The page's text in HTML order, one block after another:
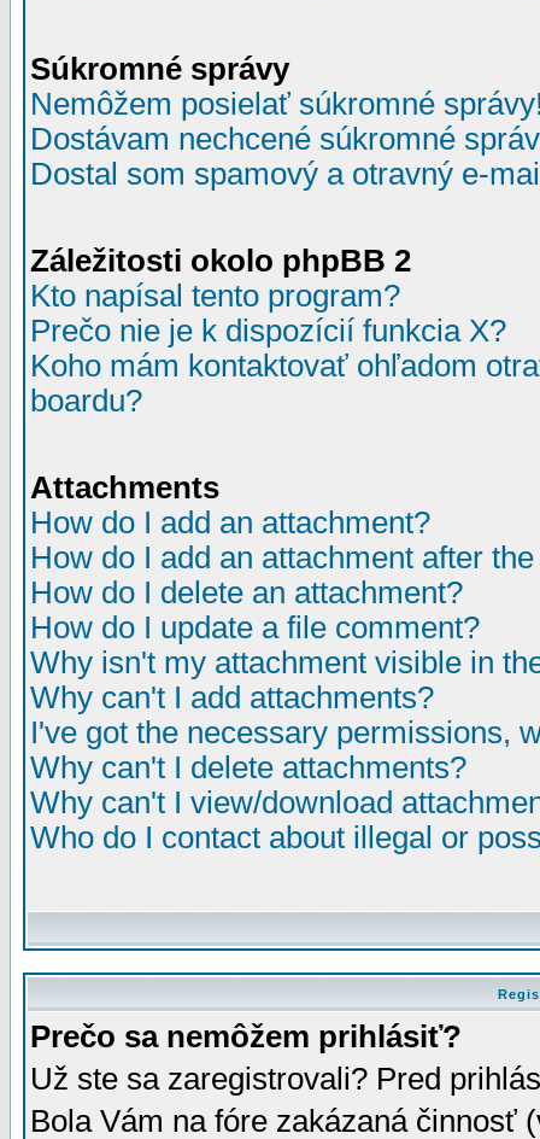
Súkromné správy
Nemôžem posielať súkromné
Dostávam nechcené súkromné
Dostal som spamový a otravný e-
Záležitosti okolo phpBB 2
Kto napísal tento program?
Prečo nie je k dispozícií funkcia X?
Koho mám kontaktovať ohľadom
boardu?
Attachments
How do I add an attachment?
How do I add an attachment after
How do I delete an attachment?
How do I update a file comment?
Why isn't my attachment visible in
Why can't I add attachments?
I've got the necessary permissions,
Why can't I delete attachments?
Why can't I view/download
Who do I contact about illegal or
Prečo sa nemôžem prihlásiť?
Už ste sa zaregistrovali? Pred
Bola Vám na fóre zakázaná činnosť